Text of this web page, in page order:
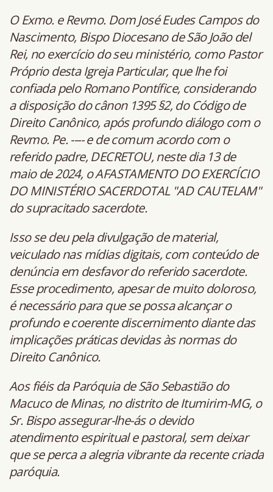
O Exmo. e Revmo. Dom José Eudes Campos do
Nascimento, Bispo Diocesano de São João del
Rei, no exercício do seu ministério, como Pastor
Próprio desta Igreja Particular, que lhe foi
confiada pelo Romano Pontífice, considerando
a disposição do cânon 1395 §2, do Código de
Direito Canônico, após profundo diálogo com o
Revmo. Pe. ---- e de comum acordo com o
referido padre, DECRETOU, neste dia 13 de
maio de 2024, o AFASTAMENTO DO EXERCÍCIO
DO MINISTÉRIO SACERDOTAL "AD CAUTELAM"
do supracitado sacerdote.
Isso se deu pela divulgação de material,
veiculado nas mídias digitais, com conteúdo de
denúncia em desfavor do referido sacerdote.
Esse procedimento, apesar de muito doloroso,
é necessário para que se possa alcançar o
profundo e coerente discernimento diante das
implicações práticas devidas às normas do
Direito Canônico.
Aos fiéis da Paróquia de São Sebastião do
Macuco de Minas, no distrito de Itumirim-MG, o
Sr. Bispo assegurar-lhe-ás o devido
atendimento espiritual e pastoral, sem deixar
que se perca a alegria vibrante da recente criada
paróquia.